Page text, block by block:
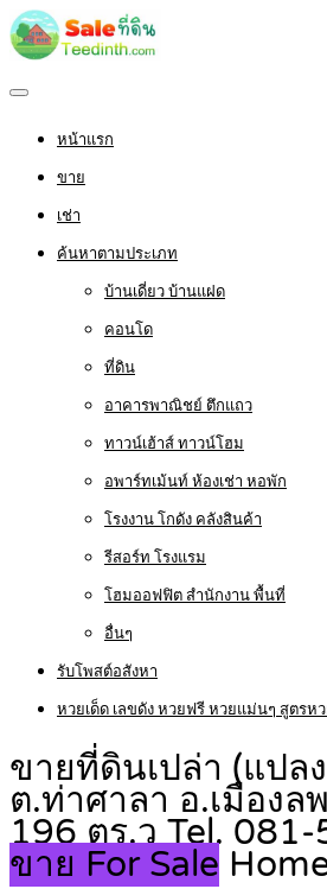
หน้าแรก
ขาย
เช่า
ค้นหาตามประเภท
บ้านเดี่ยว บ้านแฝด
คอนโด
ที่ดิน
อาคารพาณิชย์ ตึกแถว
ทาวน์เฮ้าส์ ทาวน์โฮม
อพาร์ทเม้นท์ ห้องเช่า หอพัก
โรงงาน โกดัง คลังสินค้า
รีสอร์ท โรงแรม
โฮมออฟฟิต สำนักงาน พื้นที่
อื่นๆ
รับโพสต์อสังหา
หวยเด็ด เลขดัง หวยฟรี หวยแม่นๆ สูตรห
ขายที่ดินเปล่า (แปล
ต.ท่าศาลา อ.เมืองล
196 ตร.ว Tel.
ขาย For Sale